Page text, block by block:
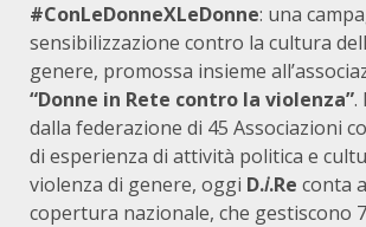
#ConLeDonneXLeDonne: una
sensibilizzazione contro la cultura
genere, promossa insieme
“Donne in Rete contro la violenza”.
dalla federazione di 45 Associazioni
di esperienza di attività politica e
violenza di genere, oggi D.i.Re conta
copertura nazionale, che gestiscono